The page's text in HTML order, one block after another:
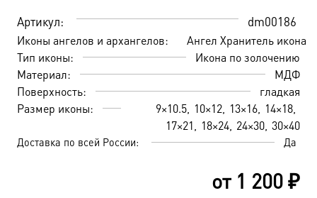
Артикул: dm00186
Иконы ангелов и архангелов:
Ангел Хранитель икона
Тип иконы:
Икона по золочению
Материал:
МДФ
Поверхность:
гладкая
Размер иконы:
9×10.5 10×12 13×16 14×18
17×21
18×24 24×30 30×40
Доставка по всей России: Да
от 1 200₽